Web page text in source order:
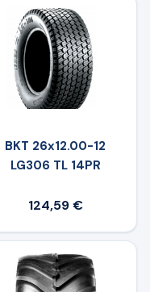
BKT 26x12.00-12
LG306 TL 14PR
124,59 €